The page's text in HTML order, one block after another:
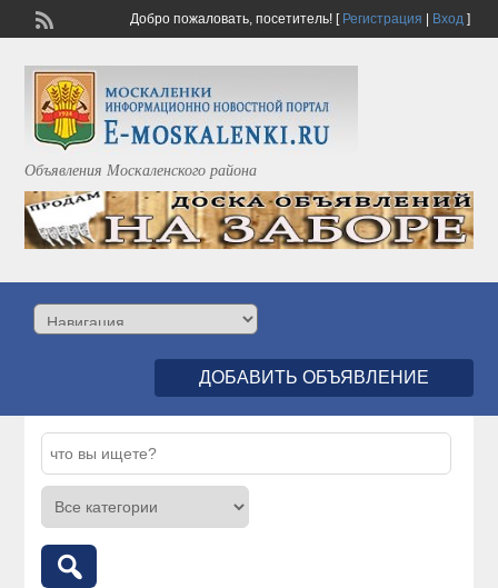
Добро пожаловать, посетитель![ Регистрация Вход]
Объявления Москаленского района
ДОБАВИТЬ ОБЪЯВЛЕНИЕ